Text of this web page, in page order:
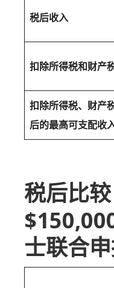
税后收入
扣除所得税和财产
扣除所得税、财产
后的最高可支配收
税后比
士联合